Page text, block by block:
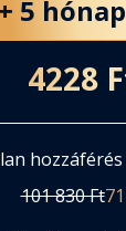
5
4228
hozzáférés
101 830 Ft